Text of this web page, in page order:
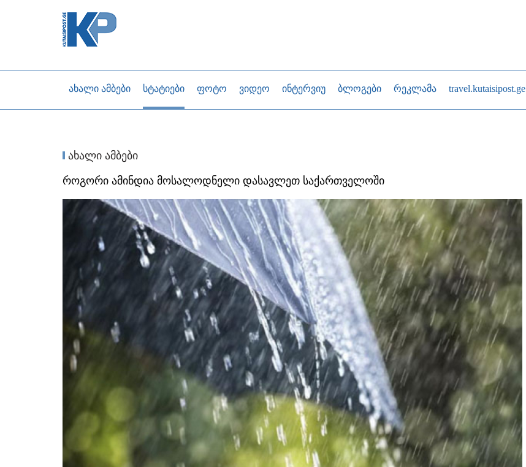
ახალი ამბები სტატიები ფოტო ვიდეო ინტერვიუ ბლოგები რეკლამა travel.kutaisipost.ge
ახალი ამბები
როგორი ამინდია მოსალოდნელი დასავლეთ საქართველოში